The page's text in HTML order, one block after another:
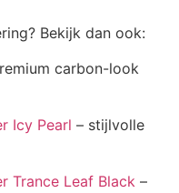
Bekijk dan ook:
carbon-look
Icy Pearl – stijlvolle
Trance Leaf Black –